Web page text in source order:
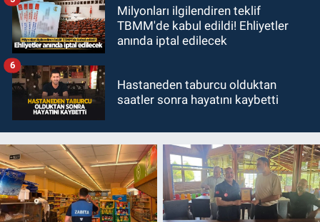
Milyonları ilgilendiren teklif
TBMM'de kabul edildi! Ehliyetler
anında iptal edilecek
Hastaneden taburcu olduktan
saatler sonra hayatını kaybetti
6